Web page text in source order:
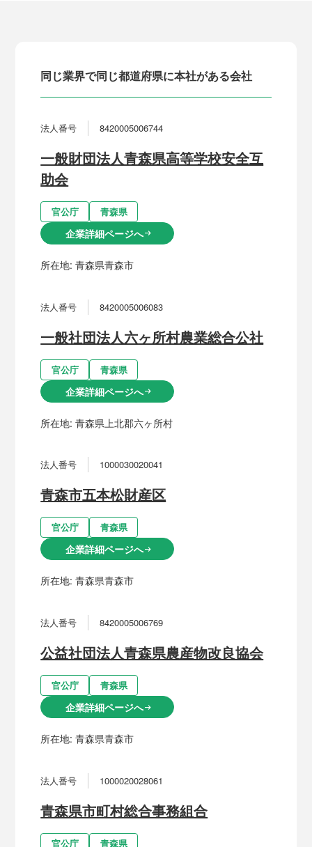
同じ業界で同じ都道府県に本社がある会社
法人番号 8420005006744
一般財団法人青森県高等学校安全互
助会
官公庁 青森県
企業詳細ページへarrow_right_alt
所在地:青森県青森市
法人番号 8420005006083
一般社団法人六ヶ所村農業総合公社
官公庁 青森県
企業詳細ページへarrow_right_alt
所在地:青森県上北郡六ヶ所村
法人番号 1000030020041
青森市五本松財産区
官公庁 青森県
企業詳細ページへarrow_right_alt
所在地:青森県青森市
法人番号 8420005006769
公益社団法人青森県農産物改良協会
官公庁 青森県
企業詳細ページへarrow_right_alt
所在地:青森県青森市
法人番号 1000020028061
青森県市町村総合事務組合
官公庁 青森県